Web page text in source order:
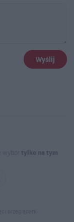
Wyślij
wybórtylko na tym
przeglądarki